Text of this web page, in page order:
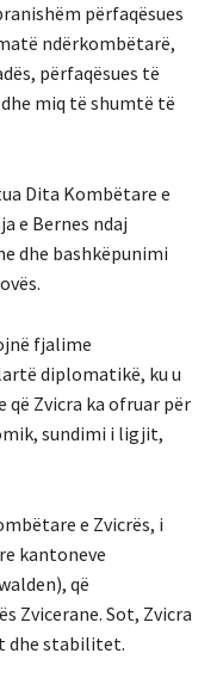
përfaqësues
ndërkombëtarë,
përfaqësues të
miq të shumtë të
Dita Kombëtare e
e Bernes ndaj
dhe bashkëpunimi
.
fjalime
diplomatikë, ku u
që Zvicra ka ofruar për
sundimi i ligjit,
e Zvicrës, i
kantoneve
që
Zvicerane. Sot, Zvicra
dhe stabilitet.